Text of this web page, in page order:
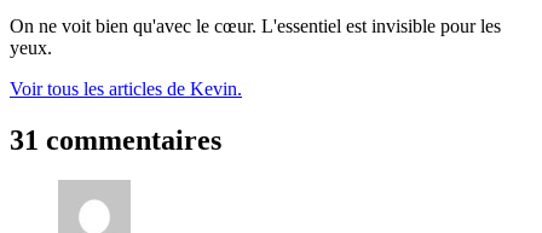
On ne voit bien qu'avec le cœur. L'essentiel est invisible pour les
yeux.
Voir tous les articles de Kevin.
31 commentaires